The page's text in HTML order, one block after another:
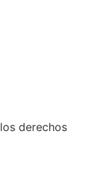
derechos